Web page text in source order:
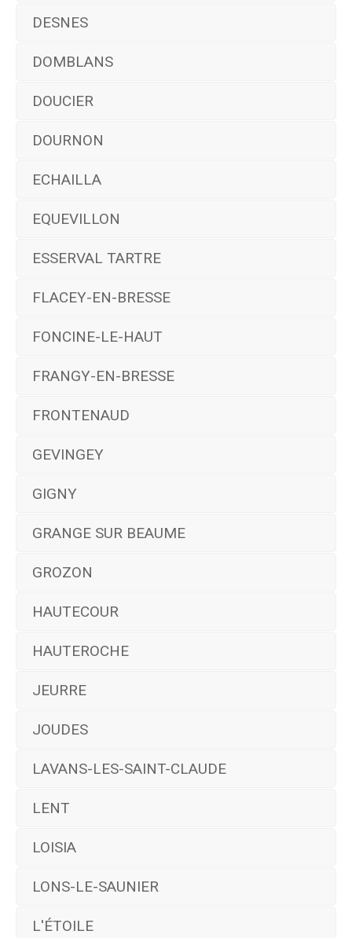
DESNES
DOMBLANS
DOUCIER
DOURNON
ECHAILLA
EQUEVILLON
ESSERVAL TARTRE
FLACEY-EN-BRESSE
FONCINE-LE-HAUT
FRANGY-EN-BRESSE
FRONTENAUD
GEVINGEY
GIGNY
GRANGE SUR BEAUME
GROZON
HAUTECOUR
HAUTEROCHE
JEURRE
JOUDES
LAVANS-LES-SAINT-CLAUDE
LENT
LOISIA
LONS-LE-SAUNIER
L'ÉTOILE